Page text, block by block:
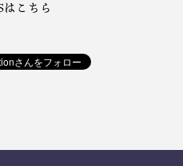
こちら